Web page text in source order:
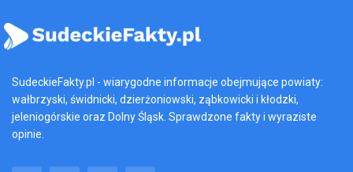
SudeckieFakty.pl - wiarygodne informacje obejmujące powiaty:
wałbrzyski, świdnicki, dzierżoniowski, ząbkowicki i kłodzki,
jeleniogórskie oraz Dolny Śląsk. Sprawdzone fakty i wyraziste
opinie.